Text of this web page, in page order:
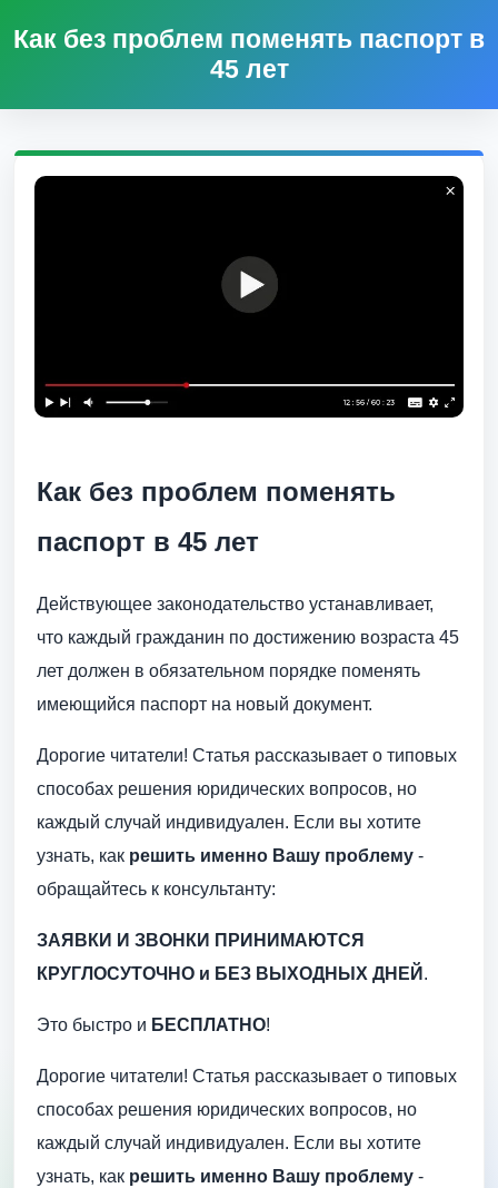
Как без проблем поменять паспорт в
45 лет
Как без проблем поменять
паспорт в 45 лет
Действующее законодательство устанавливает,
что каждый гражданин по достижению возраста 45
лет должен в обязательном порядке поменять
имеющийся паспорт на новый документ.
Дорогие читатели! Статья рассказывает о типовых
способах решения юридических вопросов, но
каждый случай индивидуален. Если вы хотите
узнать, как решить именно Вашу проблему -
обращайтесь к консультанту:
ЗАЯВКИ И ЗВОНКИ ПРИНИМАЮТСЯ
КРУГЛОСУТОЧНО и БЕЗ ВЫХОДНЫХ ДНЕЙ .
Это быстро и БЕСПЛАТНО!
Дорогие читатели! Статья рассказывает о типовых
способах решения юридических вопросов, но
каждый случай индивидуален. Если вы хотите
узнать, как решить именно Вашу проблему -